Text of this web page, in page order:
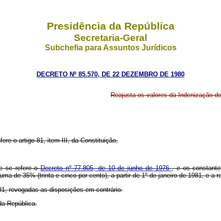
Presidência da República
Secretaria-Geral
Subchefia para Assuntos Jurídicos
DECRETO Nº 85.570, DE 22 DEZEMBRO DE 1980
Reajusta os valores da Indenização
o artigo 81, item III, da Constituição,
se refere oDecreto nº 77.805, de 10 de junho de 1976, e os
de 35% (trinta e cinco por cento), a partir de 1º de janeiro de 1981, e a
revogadas as disposições em contrário.
República.